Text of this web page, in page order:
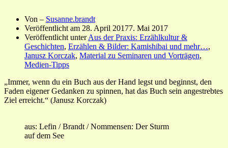
Von – Susanne.brandt
Veröffentlicht am 28. April 20177. Mai 2017
Veröffentlicht unterAus der Praxis: Erzählkultur &
Geschichten, Erzählen & Bilder: Kamishibai und mehr…,
Janusz Korczak, Material zu Seminaren und Vorträgen,
Medien-Tipps
„Immer, wenn du ein Buch aus der Hand legst und beginnst, den
Faden eigener Gedanken zu spinnen, hat das Buch sein angestrebtes
Ziel erreicht.“ (Janusz Korczak)
aus: Lefin / Brandt / Nommensen: Der Sturm
auf dem See